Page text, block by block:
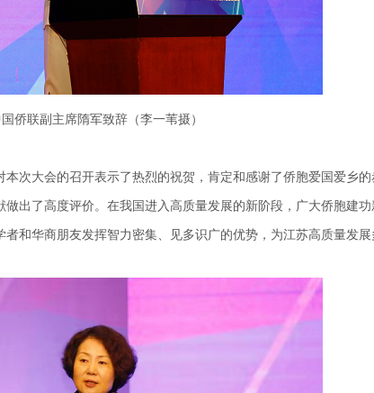
侨联副主席隋军致辞（李一苇摄）
次大会的召开表示了热烈的祝贺，肯定和感谢了侨胞爱国爱乡的
出了高度评价。在我国进入高质量发展的新阶段，广大侨胞建
和华商朋友发挥智力密集、见多识广的优势，为江苏高质量发展